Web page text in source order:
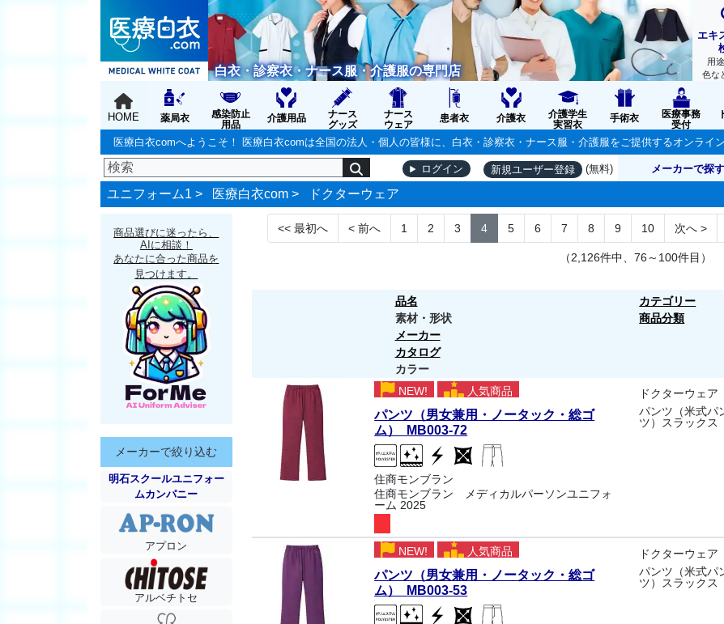
白衣・診察衣・ナース服・介護服の専門店
エキ
用
色な
HOME 薬局衣
感染防止
用品
介護用品
ナース
グッズ
ナース
ウェア
患者衣 介護衣
介護学生
実習衣
手術衣
医療事務
受付
医療白衣comへようこそ！ 医療白衣comは全国の法人・個人の皆様に、白衣・診察衣・ナース服・介護服をご提供するオンライン
ログイン 新規ユーザー登録 (無料) メーカーで探す
ユニフォーム1 > 医療白衣com > ドクターウェア
商品選びに迷ったら、
AIに相談！
あなたに合った商品を
見つけます。
メーカーで絞り込む
明石スクールユニフォー
ムカンパニー
アプロン
アルベチトセ
<< 最初へ < 前へ 1 2 3 4 5 6 7 8 9 10 次へ>
（2,126件中、76～100件目）
品名
素材・形状
メーカー
カタログ
カラー
カテゴリー
商品分類
NEW! 人気商品
パンツ（男女兼用・ノータック・総ゴ
ム） MB003-72
住商モンブラン
住商モンブラン メディカルパーソンユニフォ
ーム 2025
ドクターウェア
パンツ（米式パ
ツ）スラックス
NEW! 人気商品
パンツ（男女兼用・ノータック・総ゴ
ム） MB003-53
ドクターウェア
パンツ（米式パ
ツ）スラックス